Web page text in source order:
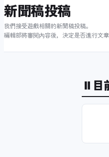
新聞稿投稿
我們接受遊戲相關的新聞稿投稿。
編輯部將審閱內容後，決定是否進行文章
⏸ 目